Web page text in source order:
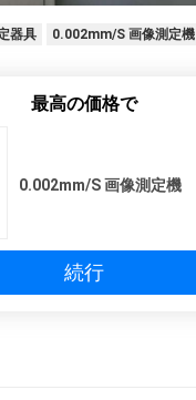
器具 0.002mm/S 画像測定機
最高の価格で
0.002mm/S 画像測定機
続行